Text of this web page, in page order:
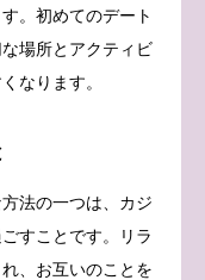
。初めてのデート
場所とアクティビ
なります。
法の一つは、カジ
すことです。リラ
、お互いのことを